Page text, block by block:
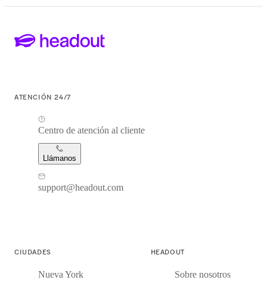
ATENCIÓN 24/7
Centro de atención al cliente
Llámanos
support@headout.com
CIUDADES
Nueva York
HEADOUT
Sobre nosotros